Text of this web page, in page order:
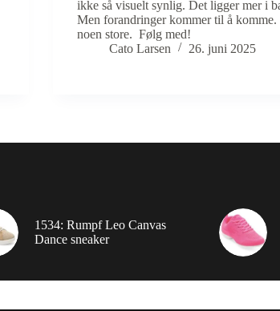
ikke så visuelt synlig. Det ligger mer i
Men forandringer kommer til å komme.
noen store. Følg med!
Cato Larsen
26. juni 2025
1534: Rumpf Leo Canvas
Dance sneaker